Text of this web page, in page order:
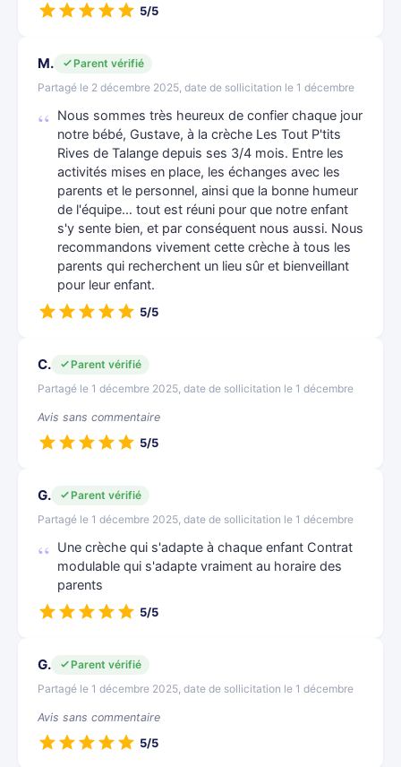
5/5
M.
Parent vérifié
Partagé le 2 décembre 2025, date de sollicitation le 1 décembre
Nous sommes très heureux de confier chaque jour
notre bébé, Gustave, à la crèche Les Tout P'tits
Rives de Talange depuis ses 3/4 mois. Entre les
activités mises en place, les échanges avec les
parents et le personnel, ainsi que la bonne humeur
de l'équipe… tout est réuni pour que notre enfant
s'y sente bien, et par conséquent nous aussi. Nous
recommandons vivement cette crèche à tous les
parents qui recherchent un lieu sûr et bienveillant
pour leur enfant.
5/5
C.
Parent vérifié
Partagé le 1 décembre 2025, date de sollicitation le 1 décembre
Avis sans commentaire
5/5
G.
Parent vérifié
Partagé le 1 décembre 2025, date de sollicitation le 1 décembre
Une crèche qui s'adapte à chaque enfant Contrat
modulable qui s'adapte vraiment au horaire des
parents
5/5
G.
Parent vérifié
Partagé le 1 décembre 2025, date de sollicitation le 1 décembre
Avis sans commentaire
5/5